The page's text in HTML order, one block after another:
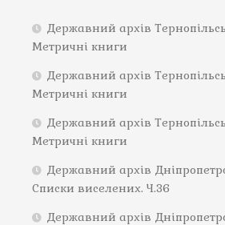
Державний архів
Метричні книги
Державний архів
Метричні книги
Державний архів
Метричні книги
Державний архів
Списки виселених. Ч.36
Державний архів